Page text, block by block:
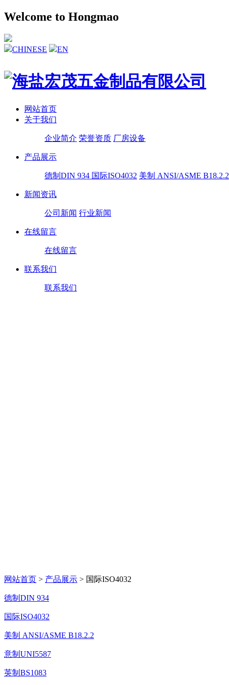
Welcome to Hongmao
CHINESE EN
网站首页
关于我们
企业简介 荣誉资质 厂房设备
产品展示
德制DIN 934 国际ISO4032 美制 ANSI/ASME B18.2.2
新闻资讯
公司新闻 行业新闻
在线留言
在线留言
联系我们
联系我们
网站首页 > 产品展示 > 国际ISO4032
德制DIN 934
国际ISO4032
美制 ANSI/ASME B18.2.2
意制UNI5587
英制BS1083